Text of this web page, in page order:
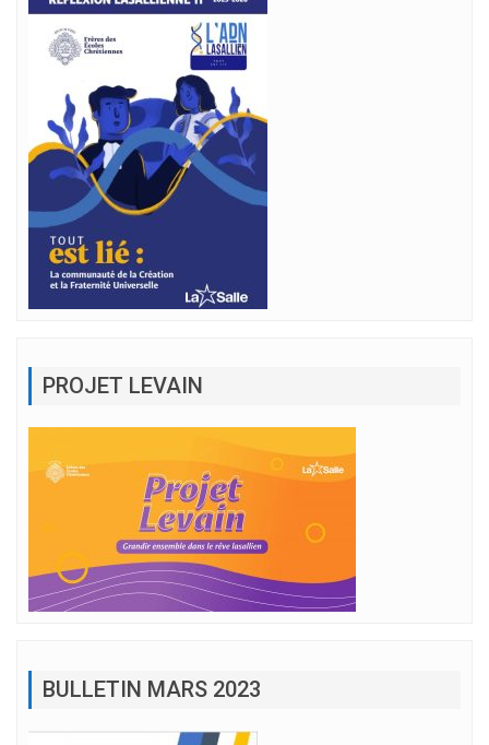
PROJET LEVAIN
BULLETIN MARS 2023